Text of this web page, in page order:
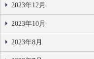
2023年12月
2023年10月
2023年8月